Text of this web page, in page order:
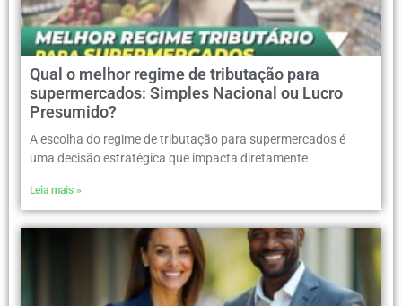
Qual o melhor regime de tributação para
supermercados: Simples Nacional ou Lucro
Presumido?
A escolha do regime de tributação para supermercados é
uma decisão estratégica que impacta diretamente
Leia mais »